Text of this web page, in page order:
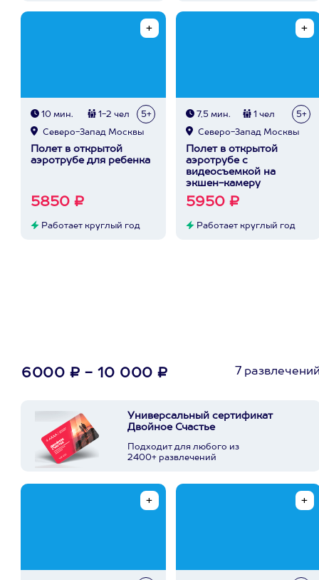
10 мин. 1-2 чел 5+
Северо-Запад Москвы
Полет в открытой
аэротрубе для ребенка
5850 ₽
Работает круглый год
7,5 мин. 1 чел 5+
Северо-Запад Москвы
Полет в открытой
аэротрубе с
видеосъемкой на
экшен-камеру
5950 ₽
Работает круглый год
6000 ₽ - 10 000 ₽ 7
Универсальный сертификат
Двойное Счастье
Подходит для любого из
2400+ развлечений